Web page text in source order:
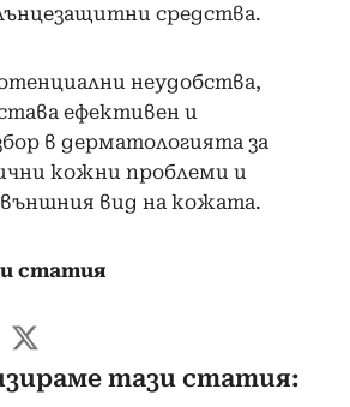
средства.
неудобства,
ефективен и
в дерматологията за
кожни проблеми и
външния вид на кожата.
статия
тази статия: